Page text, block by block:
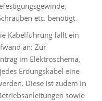
etc. benötigt.
Kabelführung fällt ein
an: Zur
im Elektroschema,
Erdungskabel eine
Diese ist zudem in
sowie